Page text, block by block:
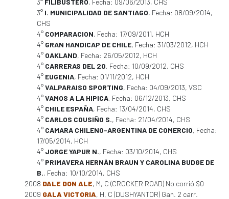
3° FILIBUSTERO, Fecha: 09/06/2013, CHS
3° I. MUNICIPALIDAD DE SANTIAGO, Fecha: 08/09/2014,
CHS
4° COMPARACION, Fecha: 17/09/2011, HCH
4° GRAN HANDICAP DE CHILE, Fecha: 31/03/2012, HCH
4° OAKLAND, Fecha: 26/05/2012, HCH
4° CARRERAS DEL 20, Fecha: 10/09/2012, CHS
4° EUGENIA, Fecha: 01/11/2012, HCH
4°VALPARAISO SPORTING, Fecha: 04/09/2013, VSC
4°VAMOS A LA HIPICA, Fecha: 06/12/2013, CHS
4° CHILE ESPAÑA, Fecha: 13/04/2014, CHS
4° CARLOS COUSIÑO S., Fecha: 21/04/2014, CHS
4° CAMARA CHILENO-ARGENTINA DE COMERCIO, Fecha:
17/05/2014, HCH
4° JORGE YAPUR N., Fecha: 03/10/2014, CHS
4° PRIMAVERA HERNÀN BRAUN Y CAROLINA BUDGE DE
B., Fecha: 10/10/2014, CHS
2008 DALE DON ALE, M, C (CROCKER ROAD) No corrió $0
2009 GALA VICTORIA, H, C (DUSHYANTOR) Gan. 2 carr.